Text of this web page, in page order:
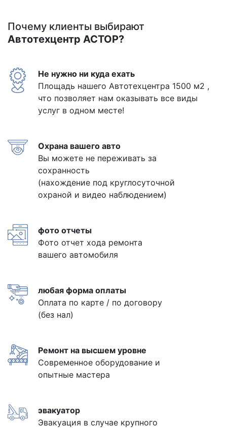
Почему клиенты выбирают
Автотехцентр АСТОР?
Не нужно ни куда ехать
Площадь нашего Автотехцентра 1500 м2 ,
что позволяет нам оказывать все виды
услуг в одном месте!
Охрана вашего авто
Вы можете не переживать за
сохранность
(нахождение под круглосуточной
охраной и видео наблюдением)
фото отчеты
Фото отчет хода ремонта
вашего автомобиля
любая форма оплаты
Оплата по карте / по договору
(без нал)
Ремонт на высшем уровне
Современное оборудование и
опытные мастера
эвакуатор
Эвакуация в случае крупного